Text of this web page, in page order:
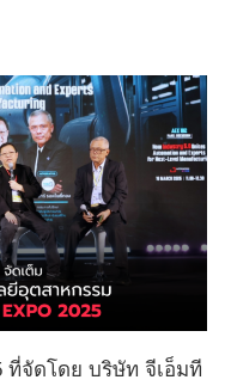
ที่จัดโดย บริษัท จีเอ็มที